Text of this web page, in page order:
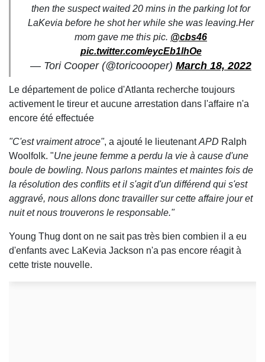
then the suspect waited 20 mins in the parking lot for
LaKevia before he shot her while she was leaving.Her
mom gave me this pic. @cbs46
pic.twitter.com/eycEb1lhOe
— Tori Cooper (@toricoooper) March 18, 2022
Le département de police d'Atlanta recherche toujours
activement le tireur et aucune arrestation dans l'affaire n'a
encore été effectuée
"C'est vraiment atroce", a ajouté le lieutenantAPD Ralph
Woolfolk. "Une jeune femme a perdu la vie à cause d'une
boule de bowling. Nous parlons maintes et maintes fois de
la résolution des conflits et il s'agit d'un différend qui s'est
aggravé, nous allons donc travailler sur cette affaire jour et
nuit et nous trouverons le responsable."
Young Thug dont on ne sait pas très bien combien il a eu
d'enfants avec LaKevia Jackson n'a pas encore réagit à
cette triste nouvelle.